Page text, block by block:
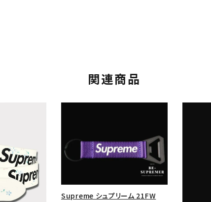
関連商品
Supreme シュプリーム 21FW